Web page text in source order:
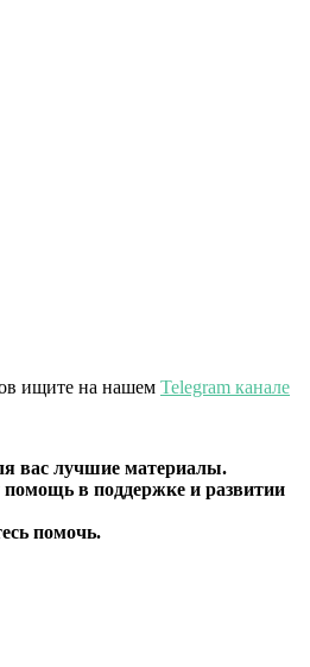
ищите на нашем Telegram канале
вас лучшие материалы.
в поддержке и развитии
помочь.